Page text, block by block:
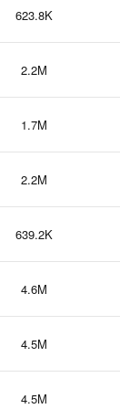
623.8K
2.2M
1.7M
2.2M
639.2K
4.6M
4.5M
4.5M